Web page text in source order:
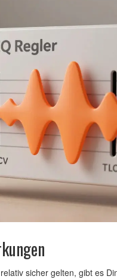
sicher gelten, gibt es